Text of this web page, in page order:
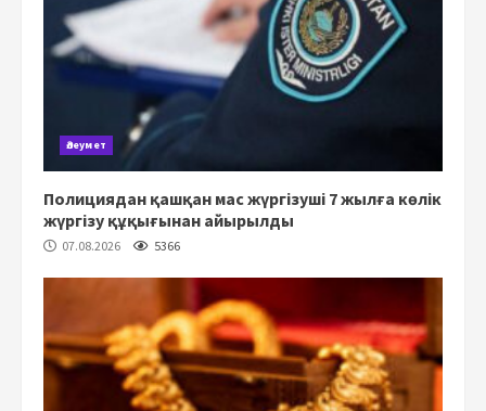
Әлеумет
Полициядан қашқан мас жүргізуші 7 жылға көлік
жүргізу құқығынан айырылды
07.08.2026 5366